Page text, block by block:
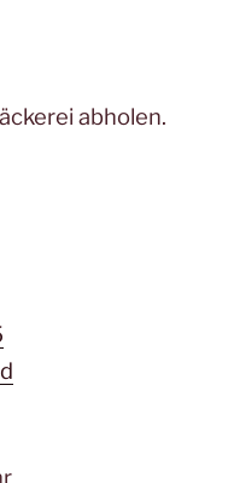
abholen.